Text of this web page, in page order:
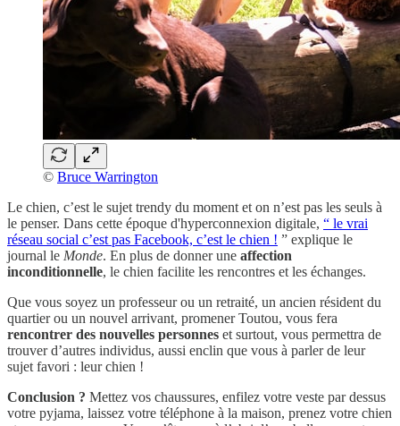
© Bruce Warrington
Le chien, c’est le sujet trendy du moment et on n’est pas les seuls à
le penser. Dans cette époque d'hyperconnexion digitale, “ le vrai
réseau social c’est pas Facebook, c’est le chien ! ” explique le
journal le Monde. En plus de donner une affection
inconditionnelle, le chien facilite les rencontres et les échanges.
Que vous soyez un professeur ou un retraité, un ancien résident du
quartier ou un nouvel arrivant, promener Toutou, vous fera
rencontrer des nouvelles personnes et surtout, vous permettra de
trouver d’autres individus, aussi enclin que vous à parler de leur
sujet favori : leur chien !
Conclusion ? Mettez vos chaussures, enfilez votre veste par dessus
votre pyjama, laissez votre téléphone à la maison, prenez votre chien